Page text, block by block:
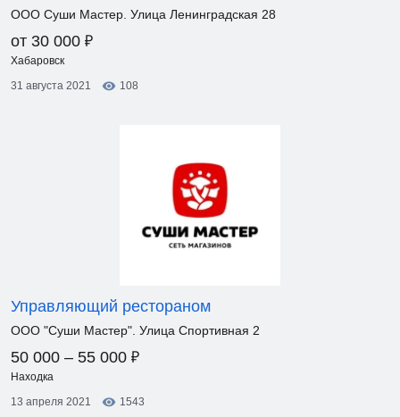
ООО Суши Мастер. Улица Ленинградская 28
от 30 000 ₽
Хабаровск
31 августа 2021
108
Управляющий рестораном
ООО "Суши Мастер". Улица Спортивная 2
50 000 – 55 000 ₽
Находка
13 апреля 2021
1543